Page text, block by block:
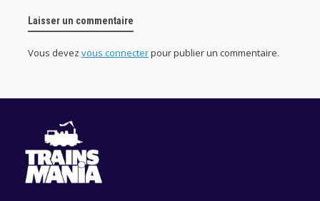
Laisser un commentaire
Vous devez vous connecterpour publier un commentaire.